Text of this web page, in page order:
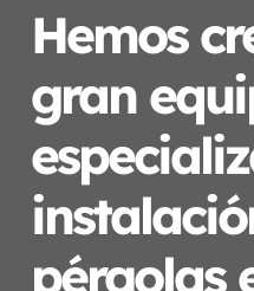
Hemos
gran
pérgolas